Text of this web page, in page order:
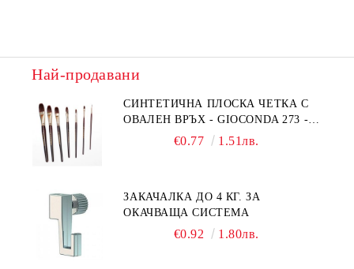
Най-продавани
СИНТЕТИЧНА ПЛОСКА ЧЕТКА С
ОВАЛЕН ВРЪХ - GIOCONDA 273 -
€0.77 1.51лв.
ЗАКАЧАЛКА ДО 4 КГ. ЗА
ОКАЧВАЩА СИСТЕМА
€0.92 1.80лв.